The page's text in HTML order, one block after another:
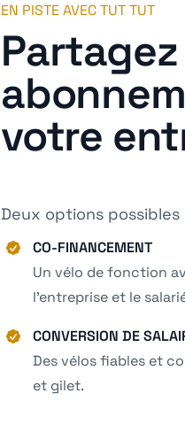
EN PISTE AVEC TUT TUT
votre
Deux options possibles
CO-FINANCEMENT
Un vélo de fonction
l’entreprise et le
CONVERSION DE
Des vélos fiables et
et gilet.